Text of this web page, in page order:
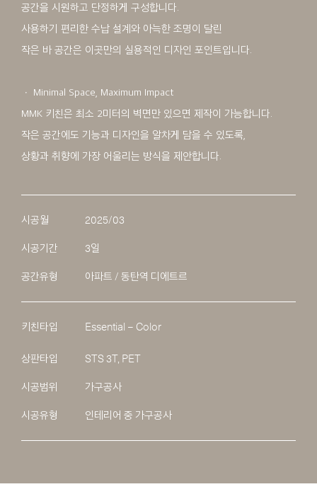
공간을 시원하고 단정하게 구성합니다.
사용하기 편리한 수납 설계와 아늑한 조명이 달린
작은 바 공간은 이곳만의 실용적인 디자인 포인트입니다.
ㆍ Minimal Space, Maximum Impact
MMK 키친은 최소 2미터의 벽면만 있으면 제작이 가능합니다.
작은 공간에도 기능과 디자인을 알차게 담을 수 있도록,
상황과 취향에 가장 어울리는 방식을 제안합니다.
시공월 2025/03
시공기간 3일
공간유형 아파트 / 동탄역 디에트르
키친타입 Essential – Color
상판타입 STS 3T, PET
시공범위 가구공사
시공유형 인테리어 중 가구공사